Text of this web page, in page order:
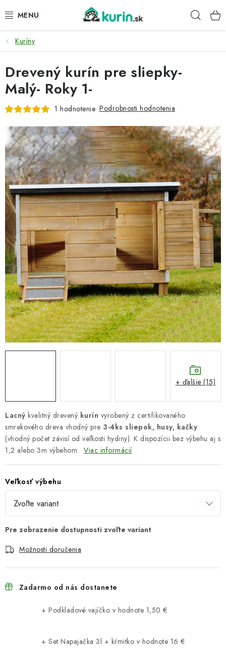
na
PRE HYDINU
PRE PSY
PRE ZAJACE
ZÁHRADA
DOMÁCI WELLNESS
PRE VTÁKY
DARČEKOVÝ POUKAZ
Náš príbeh od začiatku Doprava Kontakt
Blog
Hodnotenie obchodu
Obchodné podmienky
Vrátenie, výmena tovaru
Pravidlá súťaží na Facebooku
Kuríny
Lacný kvalitný drevený kurín vyrobený z certifikovaného
smrekového dreva vhodný pre 3-4ks sliepok, husy, kačky
(vhodný počet závisí od veľkosti hydiny). K dispozícii bez výbehu aj s
1,2 alebo 3m výbehom. Viac informácií
Veľkosť výbehu
Možnosti doručenia
Zadarmo od nás dostanete
+ Podkladové vajíčko v hodnote 1,50 €
+ Set Napajačka 3l + kŕmitko v hodnote 16 €
Drevený kurín pre sliepky-
Malý- Roky 1-
1 hodnotenie Podrobnosti hodnotenia
+ ďalšie (15)